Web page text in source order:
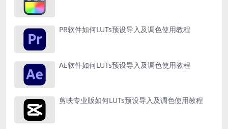
PR软件如何LUTs预设导入及调色使用教程
AE软件如何LUTs预设导入及调色使用教程
剪映专业版如何LUTs预设导入及调色使用教程